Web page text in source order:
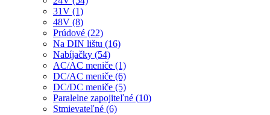
31V (1)
48V (8)
Prúdové (22)
Na DIN lištu (16)
Nabíjačky (54)
AC/AC meniče (1)
DC/AC meniče (6)
DC/DC meniče (5)
Paralelne zapojiteľné (10)
Stmievateľné (6)